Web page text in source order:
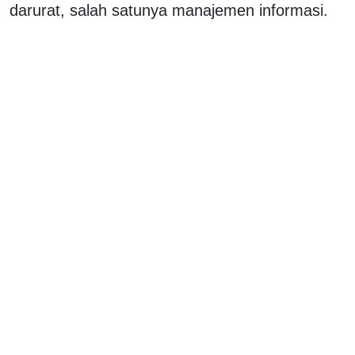
darurat, salah satunya manajemen informasi.